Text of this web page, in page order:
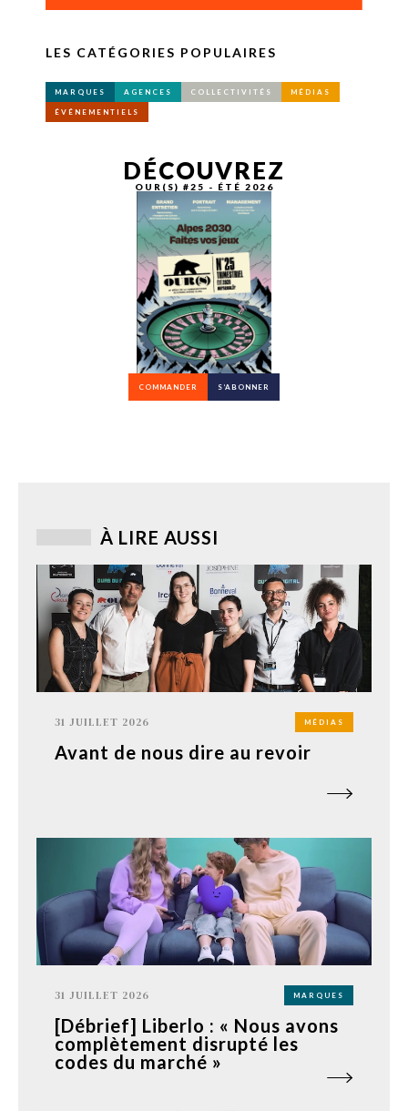
LES CATÉGORIES POPULAIRES
MARQUES AGENCES COLLECTIVITÉS MÉDIAS
ÉVÉNEMENTIELS
DÉCOUVREZ
OUR(S) #25 - ÉTÉ 2026
COMMANDER S’ABONNER
À LIRE AUSSI
31 JUILLET 2026 MÉDIAS
Avant de nous dire au revoir
31 JUILLET 2026 MARQUES
[Débrief] Liberlo : « Nous avons
complètement disrupté les
codes du marché »